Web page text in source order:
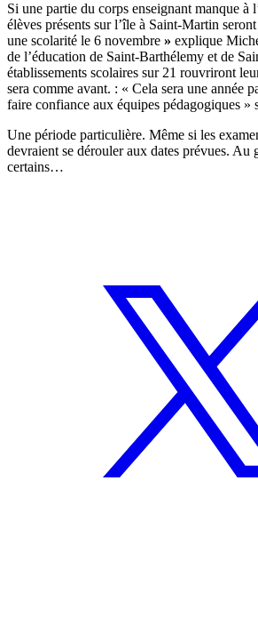
Si une partie du corps enseignant manque à
élèves présents sur l’île à Saint-Martin
une scolarité le 6 novembre » explique
de l’éducation de Saint-Barthélemy et de
établissements scolaires sur 21 rouvriront
sera comme avant. : « Cela sera une année
faire confiance aux équipes pédagogiques »
Une période particulière. Même si les
devraient se dérouler aux dates prévues. Au
certains…